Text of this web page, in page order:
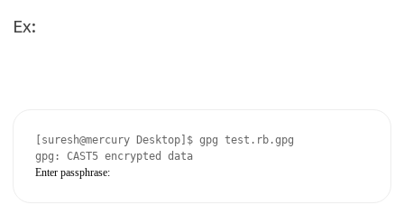
Ex:
[suresh@mercury Desktop]$ gpg test.rb.gpg
Enter passphrase: